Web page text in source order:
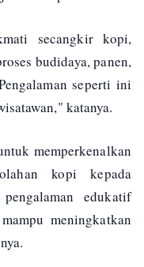
secangkir kopi,
budidaya, panen,
seperti ini
katanya.
memperkenalkan
kopi kepada
edukatif
meningkatkan